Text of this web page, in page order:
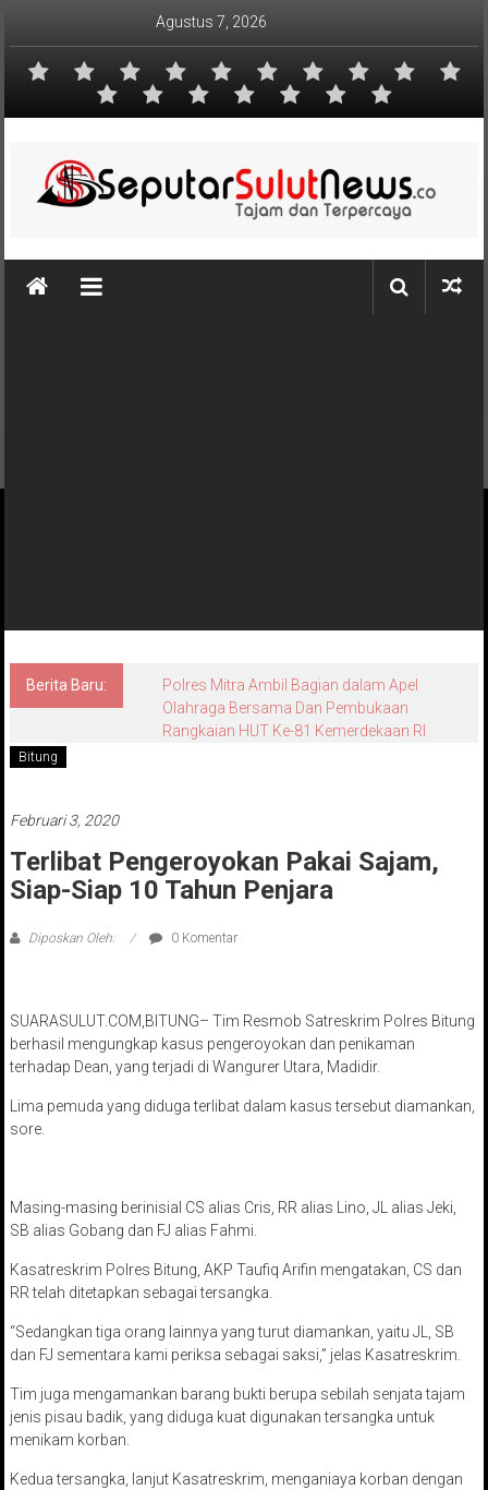
Agustus 7, 2026
Berita Baru:
Polres Mitra Ambil Bagian dalam Apel
Olahraga Bersama Dan Pembukaan
Rangkaian HUT Ke-81 Kemerdekaan RI
Bitung
Februari 3, 2020
Terlibat Pengeroyokan Pakai Sajam,
Siap-Siap 10 Tahun Penjara
Diposkan Oleh: 0 Komentar
SUARASULUT.COM,BITUNG– Tim Resmob Satreskrim Polres Bitung
berhasil mengungkap kasus pengeroyokan dan penikaman
terhadap Dean, yang terjadi di Wangurer Utara, Madidir.
Lima pemuda yang diduga terlibat dalam kasus tersebut diamankan,
sore.
Masing-masing berinisial CS alias Cris, RR alias Lino, JL alias Jeki,
SB alias Gobang dan FJ alias Fahmi.
Kasatreskrim Polres Bitung, AKP Taufiq Arifin mengatakan, CS dan
RR telah ditetapkan sebagai tersangka.
“Sedangkan tiga orang lainnya yang turut diamankan, yaitu JL, SB
dan FJ sementara kami periksa sebagai saksi,” jelas Kasatreskrim.
Tim juga mengamankan barang bukti berupa sebilah senjata tajam
jenis pisau badik, yang diduga kuat digunakan tersangka untuk
menikam korban.
Kedua tersangka, lanjut Kasatreskrim, menganiaya korban dengan